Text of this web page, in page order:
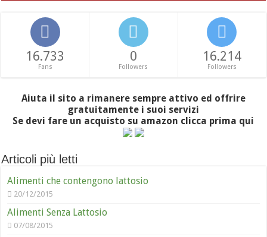
16.733
Fans
0
Followers
16.214
Followers
Aiuta il sito a rimanere sempre attivo ed offrire
gratuitamente i suoi servizi
Se devi fare un acquisto su amazon clicca prima qui
Articoli più letti
Alimenti che contengono lattosio
20/12/2015
Alimenti Senza Lattosio
07/08/2015